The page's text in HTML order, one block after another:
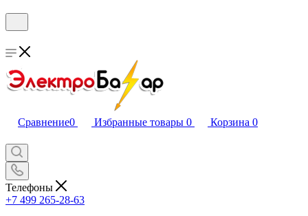
Сравнение0 Избранные товары 0 Корзина 0
Телефоны
+7 499 265-28-63